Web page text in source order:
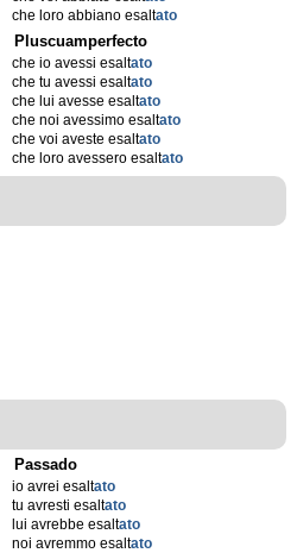
che loro abbiano esaltato
Pluscuamperfecto
che io avessi esaltato
che tu avessi esaltato
che lui avesse esaltato
che noi avessimo esaltato
che voi aveste esaltato
che loro avessero esaltato
Passado
io avrei esaltato
tu avresti esaltato
lui avrebbe esaltato
noi avremmo esaltato